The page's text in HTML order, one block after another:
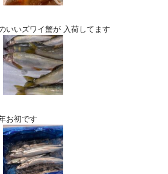
いいズワイ蟹が 入荷してます
お初です